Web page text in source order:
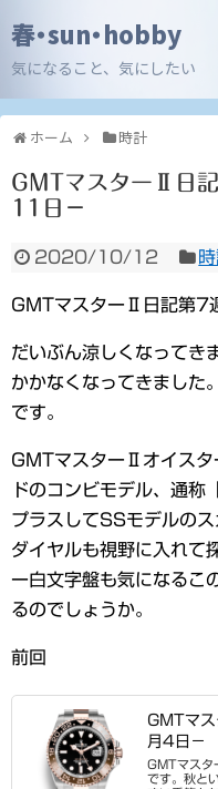
春・sun・hobby
気になること、気にしたい
ホーム 時計
GMTマスターⅡ日
11日－
2020/10/12
GMTマスターⅡ日記第7
だいぶん涼しくなってき
かかなくなってきました
です。
GMTマスターⅡオイスタ
ドのコンビモデル、通
プラスしてSSモデルの
ダイヤルも視野に入れて
ー白文字盤も気になるこ
るのでしょうか。
前回
GMTマ
月4日－
GMTマスタ
です。秋と